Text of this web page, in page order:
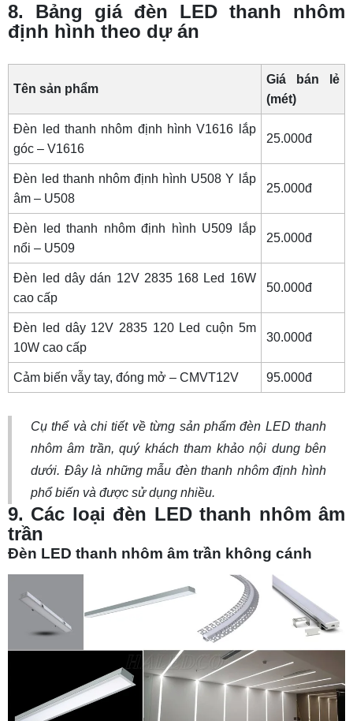
8. Bảng giá đèn LED thanh nhôm
định hình theo dự án
Tên sản phẩm
Giá bán lẻ
(mét)
Đèn led thanh nhôm định hình V1616 lắp
góc – V1616
25.000đ
Đèn led thanh nhôm định hình U508 Y lắp
âm – U508
25.000đ
Đèn led thanh nhôm định hình U509 lắp
nổi – U509
25.000đ
Đèn led dây dán 12V 2835 168 Led 16W
cao cấp
50.000đ
Đèn led dây 12V 2835 120 Led cuộn 5m
10W cao cấp
30.000đ
Cảm biến vẫy tay, đóng mở – CMVT12V 95.000đ
Cụ thể và chi tiết về từng sản phẩm đèn LED thanh
nhôm âm trần, quý khách tham khảo nội dung bên
dưới. Đây là những mẫu đèn thanh nhôm định hình
phổ biến và được sử dụng nhiều.
9. Các loại đèn LED thanh nhôm âm
trần
Đèn LED thanh nhôm âm trần không cánh